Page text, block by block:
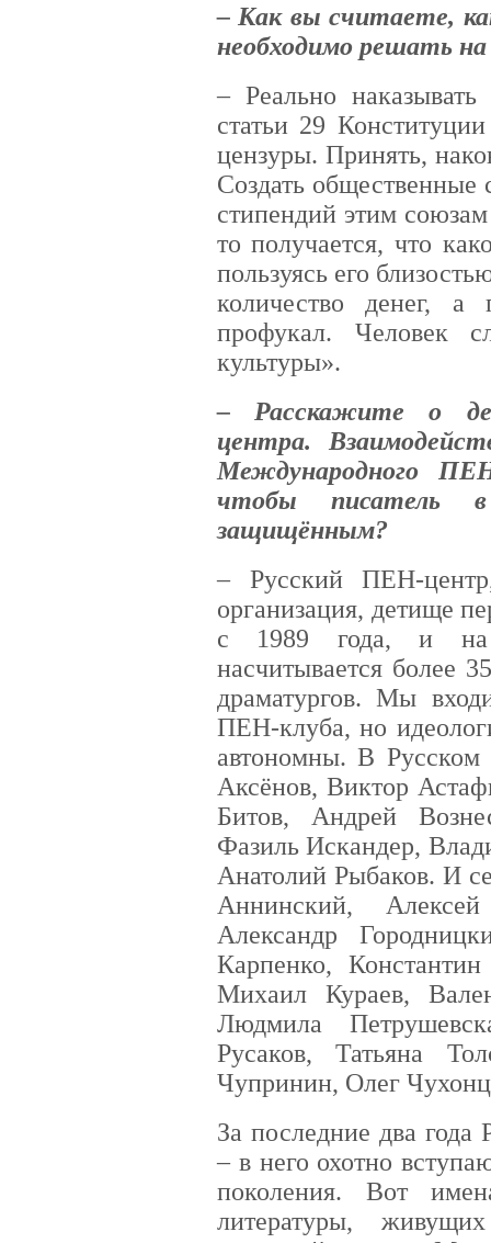
– Как вы считаете,
необходимо решать на
– Реально
статьи 29
цензуры. Принять,
Создать общественные
стипендий этим
то получается, что
пользуясь его
количество денег,
профукал. Человек
культуры».
– Расскажите о
центра.
Международного
чтобы писатель в
защищённым?
– Русский ПЕН-центр,
организация, детище
с 1989 года, и на
насчитывается более
драматургов. Мы
ПЕН-клуба, но
автономны. В
Аксёнов, Виктор
Битов, Андрей
Фазиль Искандер,
Анатолий Рыбаков. И
Аннинский,
Александр
Карпенко,
Михаил Кураев,
Людмила
Русаков, Татьяна
Чупринин, Олег
За последние два
– в него охотно
поколения. Вот
литературы,